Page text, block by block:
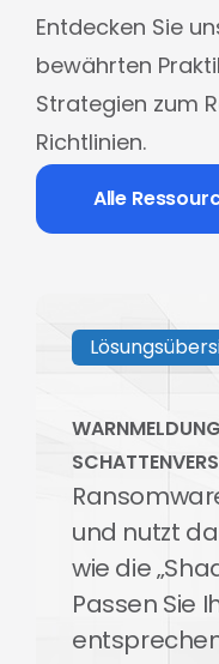
Entdecken Sie
bewährten
Strategien zum
Richtlinien.
Alle
und nutzt
wie die
Passen Sie